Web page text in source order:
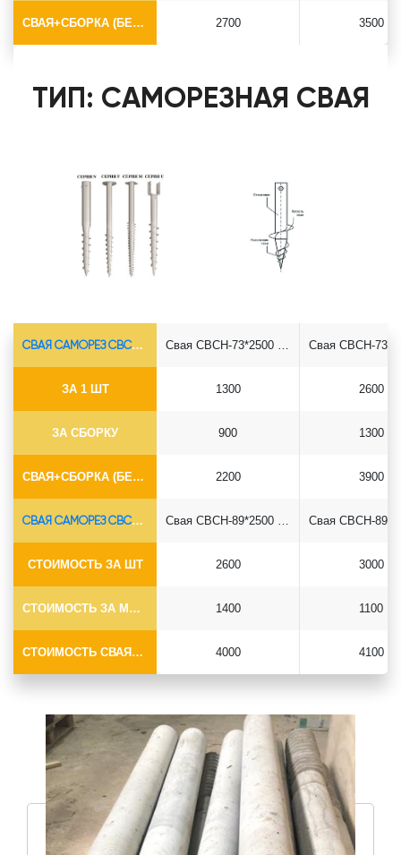
СВАЯ+СБОРКА (БЕЗ ОГОЛОВКА) 2700 3500
ТИП: САМОРЕЗНАЯ СВАЯ
СВАЯ САМОРЕЗ СВСН-Ø73*5.5
ЗА 1 ШТ
ЗА СБОРКУ
СВАЯ+СБОРКА (БЕЗ ОГОЛОВКА)
1300
900
2200
2600
1300
3900
СВАЯ САМОРЕЗ СВСН-Ø89*6.5
СТОИМОСТЬ ЗА ШТ
СТОИМОСТЬ ЗА МОНТАЖ
СТОИМОСТЬ СВАЯ+МОНТАЖ (БЕЗ ОГОЛОВКА)
2600
1400
4000
3000
1100
4100